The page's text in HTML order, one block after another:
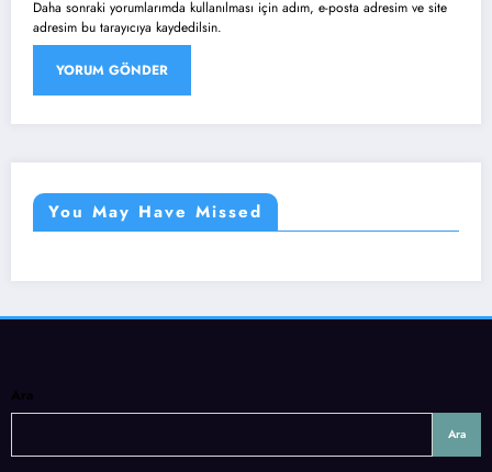
Daha sonraki yorumlarımda kullanılması için adım, e-posta adresim ve site
adresim bu tarayıcıya kaydedilsin.
You May Have Missed
Ara
Ara